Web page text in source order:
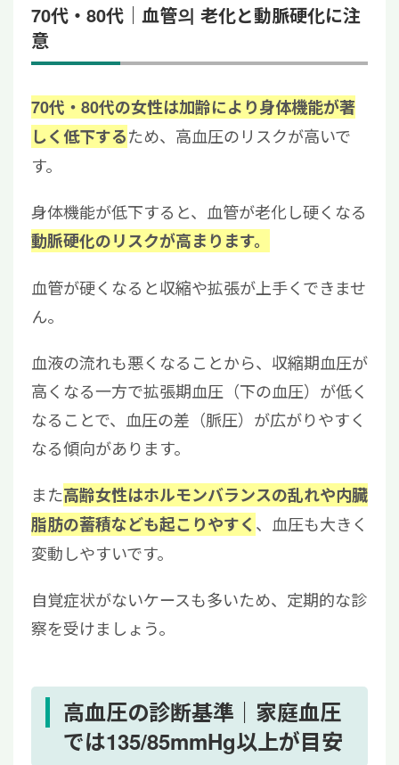
70代・80代｜血管의 老化と動脈硬化に注
意
70代・80代の女性は加齢により身体機能が著
しく低下するため、高血圧のリスクが高いで
す。
身体機能が低下すると、血管が老化し硬くなる
動脈硬化のリスクが高まります。
血管が硬くなると収縮や拡張が上手くできませ
ん。
血液の流れも悪くなることから、収縮期血圧が
高くなる一方で拡張期血圧（下の血圧）が低く
なることで、血圧の差（脈圧）が広がりやすく
なる傾向があります。
また高齢女性はホルモンバランスの乱れや内臓
脂肪の蓄積なども起こりやすく、血圧も大きく
変動しやすいです。
自覚症状がないケースも多いため、定期的な診
察を受けましょう。
高血圧の診断基準｜家庭血圧
では135/85mmHg以上が目安